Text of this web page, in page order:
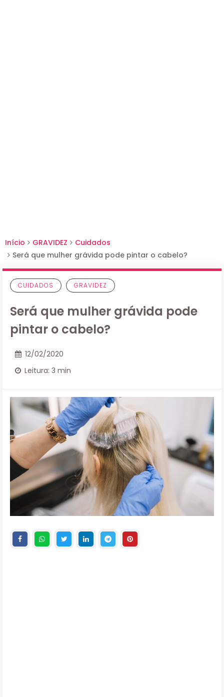
Início GRAVIDEZ
Cuidados
Será que mulher grávida pode pintar o cabelo?
CUIDADOS GRAVIDEZ
Será que mulher grávida pode
pintar o cabelo?
12/02/2020
Leitura: 3 min